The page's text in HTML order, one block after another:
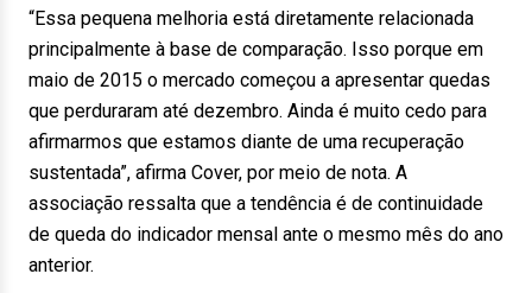
“Essa pequena melhoria está diretamente relacionada
principalmente à base de comparação. Isso porque em
maio de 2015 o mercado começou a apresentar quedas
que perduraram até dezembro. Ainda é muito cedo para
afirmarmos que estamos diante de uma recuperação
sustentada”, afirma Cover, por meio de nota. A
associação ressalta que a tendência é de continuidade
de queda do indicador mensal ante o mesmo mês do ano
anterior.